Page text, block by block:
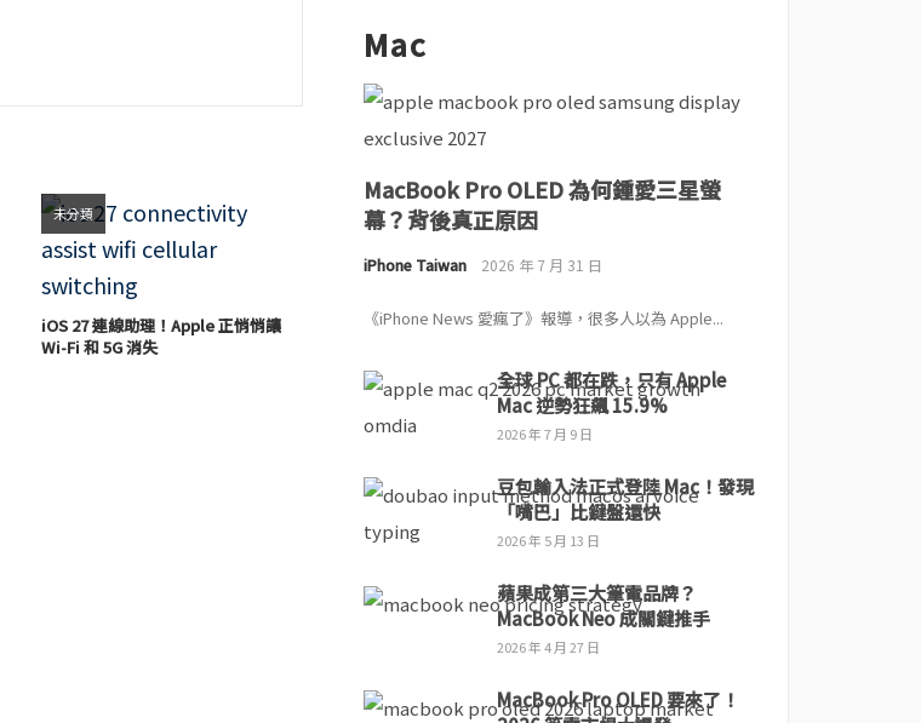
未分類
iOS 27 連線助理！Apple 正悄悄讓
Wi-Fi 和 5G 消失
Mac
MacBook Pro OLED 為何鍾愛三星螢
幕？背後真正原因
iPhone Taiwan 2026 年 7 月 31 日
《iPhone News 愛瘋了》報導，很多人以為 Apple...
全球 PC 都在跌，只有 Apple
Mac 逆勢狂飆 15.9%
2026 年 7 月 9 日
豆包輸入法正式登陸 Mac！發現
「嘴巴」比鍵盤還快
2026 年 5 月 13 日
蘋果成第三大筆電品牌？
MacBook Neo 成關鍵推手
2026 年 4 月 27 日
MacBook Pro OLED 要來了！